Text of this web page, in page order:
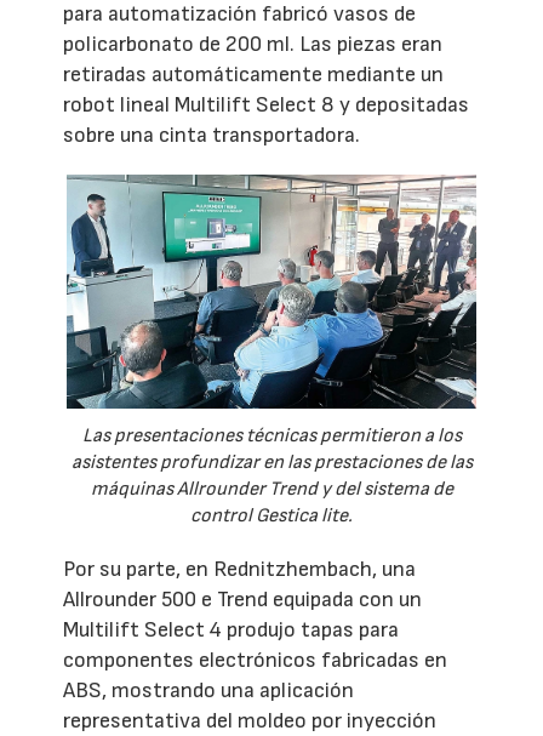
para automatización fabricó vasos de
policarbonato de 200 ml. Las piezas eran
retiradas automáticamente mediante un
robot lineal Multilift Select 8 y depositadas
sobre una cinta transportadora.
Las presentaciones técnicas permitieron a los
asistentes profundizar en las prestaciones de las
máquinas Allrounder Trend y del sistema de
control Gestica lite.
Por su parte, en Rednitzhembach, una
Allrounder 500 e Trend equipada con un
Multilift Select 4 produjo tapas para
componentes electrónicos fabricadas en
ABS, mostrando una aplicación
representativa del moldeo por inyección